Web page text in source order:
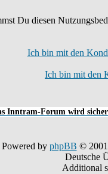
Du diesen
Ich bin mit den
Ich bin mit den
Inntram-Forum wird
Powered by phpBB ©
Deutsche
Additional